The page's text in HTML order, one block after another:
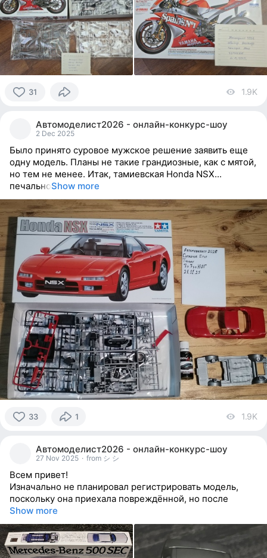
31 1.9K
Автомоделист2026 - онлайн-конкурс-шоу
2 Dec 2025
Было принято суровое мужское решение заявить еще
одну модель. Планы не такие грандиозные, как с мятой,
но тем не менее. Итак, тамиевская Honda NSX...
печальноShow more
33 1 1.9K
Автомоделист2026 - онлайн-конкурс-шоу
27 Nov 2025 · from シ シ
Всем привет!
Изначально не планировал регистрировать модель,
поскольку она приехала повреждённой, но после
Show more